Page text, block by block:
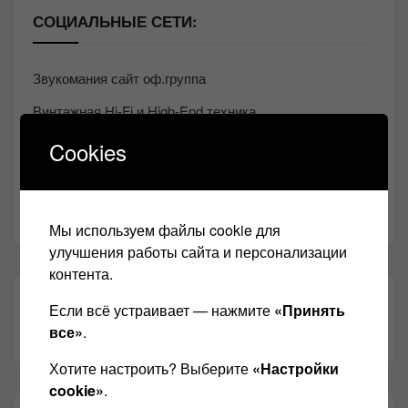
СОЦИАЛЬНЫЕ СЕТИ:
Звукомания сайт оф.группа
Винтажная Hi-Fi и High-End техника
Контакт
ТАКЖЕ ЧИТАЕМ:
Cookies
Мы используем файлы cookie для
улучшения работы сайта и персонализации
контента.
Если всё устраивает — нажмите «Принять
все».
Хотите настроить? Выберите «Настройки
cookie».